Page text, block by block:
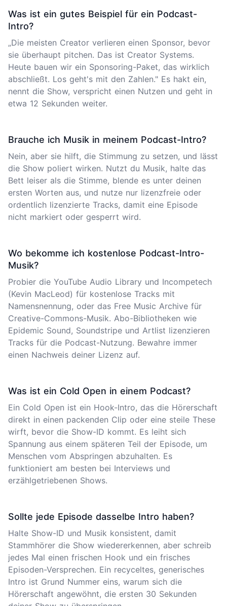
Was ist ein gutes Beispiel für ein Podcast-
Intro?
„Die meisten Creator verlieren einen Sponsor, bevor
sie überhaupt pitchen. Das ist Creator Systems.
Heute bauen wir ein Sponsoring-Paket, das wirklich
abschließt. Los geht's mit den Zahlen." Es hakt ein,
nennt die Show, verspricht einen Nutzen und geht in
etwa 12 Sekunden weiter.
Brauche ich Musik in meinem Podcast-Intro?
Nein, aber sie hilft, die Stimmung zu setzen, und lässt
die Show poliert wirken. Nutzt du Musik, halte das
Bett leiser als die Stimme, blende es unter deinen
ersten Worten aus, und nutze nur lizenzfreie oder
ordentlich lizenzierte Tracks, damit eine Episode
nicht markiert oder gesperrt wird.
Wo bekomme ich kostenlose Podcast-Intro-
Musik?
Probier die YouTube Audio Library und Incompetech
(Kevin MacLeod) für kostenlose Tracks mit
Namensnennung, oder das Free Music Archive für
Creative-Commons-Musik. Abo-Bibliotheken wie
Epidemic Sound, Soundstripe und Artlist lizenzieren
Tracks für die Podcast-Nutzung. Bewahre immer
einen Nachweis deiner Lizenz auf.
Was ist ein Cold Open in einem Podcast?
Ein Cold Open ist ein Hook-Intro, das die Hörerschaft
direkt in einen packenden Clip oder eine steile These
wirft, bevor die Show-ID kommt. Es leiht sich
Spannung aus einem späteren Teil der Episode, um
Menschen vom Abspringen abzuhalten. Es
funktioniert am besten bei Interviews und
erzählgetriebenen Shows.
Sollte jede Episode dasselbe Intro haben?
Halte Show-ID und Musik konsistent, damit
Stammhörer die Show wiedererkennen, aber schreib
jedes Mal einen frischen Hook und ein frisches
Episoden-Versprechen. Ein recyceltes, generisches
Intro ist Grund Nummer eins, warum sich die
Hörerschaft angewöhnt, die ersten 30 Sekunden